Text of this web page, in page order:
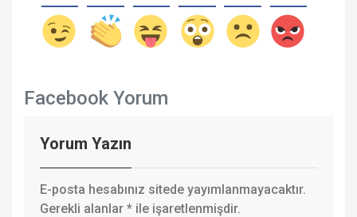
Facebook Yorum
Yorum Yazın
E-posta hesabınız sitede yayımlanmayacaktır.
Gerekli alanlar * ile işaretlenmişdir.